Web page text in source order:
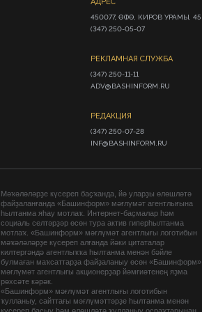
450077, ӨФӨ, КИРОВ УРАМЫ, 45
(347) 250-05-07
РЕКЛАМНАЯ СЛУЖБА
(347) 250-11-11
ADV@BASHINFORM.RU
РЕДАКЦИЯ
(347) 250-07-28
INF@BASHINFORM.RU
Мәҡәләләрҙе күсереп баҫҡанда, йә уларҙы өлөшләтә
файҙаланғанда «Башинформ» мәғлүмәт агентлығына
һылтанма яһау мотлаҡ. Интернет-баҫмалар һәм
социаль селтәрҙәр өсөн тура актив гиперһылтанма
мотлаҡ. «Башинформ» мәғлүмәт агентлығы логотибын
мәҡәләләрҙе күсереп алғанда йәки цитаталар
килтергәндә агентлыҡҡа һылтанма менән бәйле
булмаған маҡсаттарҙа файҙаланыу өсөн «Башинформ»
мәғлүмәт агентлығы акционерҙар йәмғиәтенең яҙма
рөхсәте кәрәк.
«Башинформ» мәғлүмәт агентлығы логотибын
ҡулланыу, сайттағы мәғлүмәттәрҙе һылтанма менән